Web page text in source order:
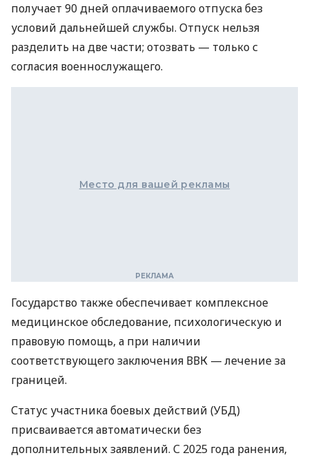
получает 90 дней оплачиваемого отпуска без
условий дальнейшей службы. Отпуск нельзя
разделить на две части; отозвать — только с
согласия военнослужащего.
Место для вашей рекламы
Государство также обеспечивает комплексное
медицинское обследование, психологическую и
правовую помощь, а при наличии
соответствующего заключения ВВК — лечение за
границей.
Статус участника боевых действий (УБД)
присваивается автоматически без
дополнительных заявлений. С 2025 года ранения,